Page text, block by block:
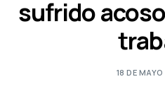
sufrido
18 DE